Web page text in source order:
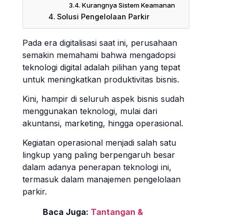
Kurangnya Sistem Keamanan
Solusi Pengelolaan Parkir
Pada era digitalisasi saat ini, perusahaan
semakin memahami bahwa mengadopsi
teknologi digital adalah pilihan yang tepat
untuk meningkatkan produktivitas bisnis.
Kini, hampir di seluruh aspek bisnis sudah
menggunakan teknologi, mulai dari
akuntansi, marketing, hingga operasional.
Kegiatan operasional menjadi salah satu
lingkup yang paling berpengaruh besar
dalam adanya penerapan teknologi ini,
termasuk dalam manajemen pengelolaan
parkir.
Baca Juga: Tantangan &